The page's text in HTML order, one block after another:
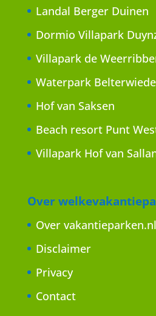
Landal Berger Duinen
Dormio Villapark
Villapark de
Waterpark Belterwiede
Hof van Saksen
Beach resort Punt
Villapark Hof van
Over
Over vakantieparken.nl
Disclaimer
Privacy
Contact